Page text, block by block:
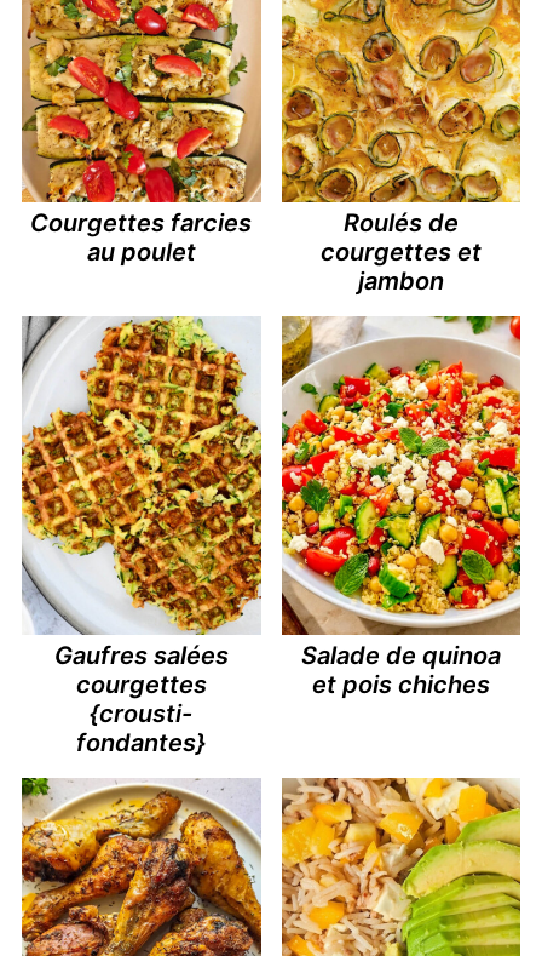
Courgettes farcies
au poulet
Roulés de
courgettes et
jambon
Gaufres salées
courgettes
{crousti-
fondantes}
Salade de quinoa
et pois chiches